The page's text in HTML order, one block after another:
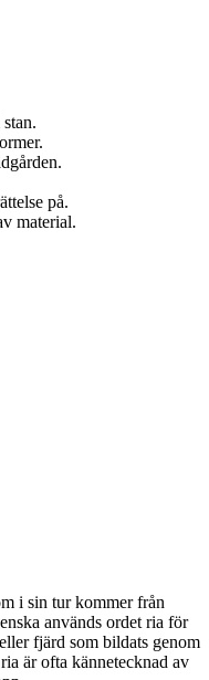
på.
material.
i sin tur kommer från
används ordet ria för
fjärd som bildats genom
är ofta kännetecknad av